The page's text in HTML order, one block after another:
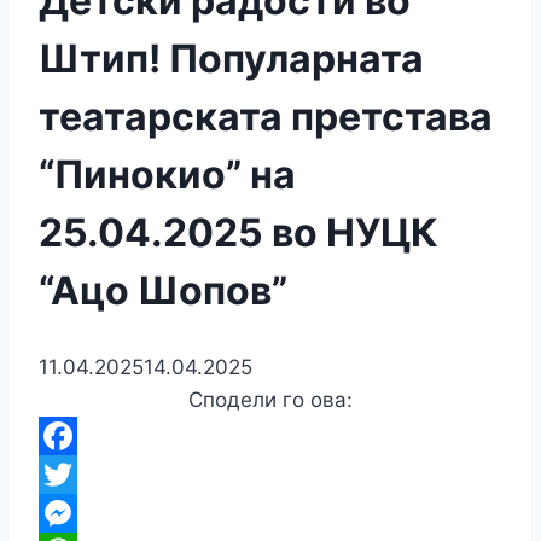
Штип! Популарната
театарската претстава
“Пинокио” на
25.04.2025 во НУЦК
“Ацо Шопов”
11.04.202514.04.2025
Сподели го ова: